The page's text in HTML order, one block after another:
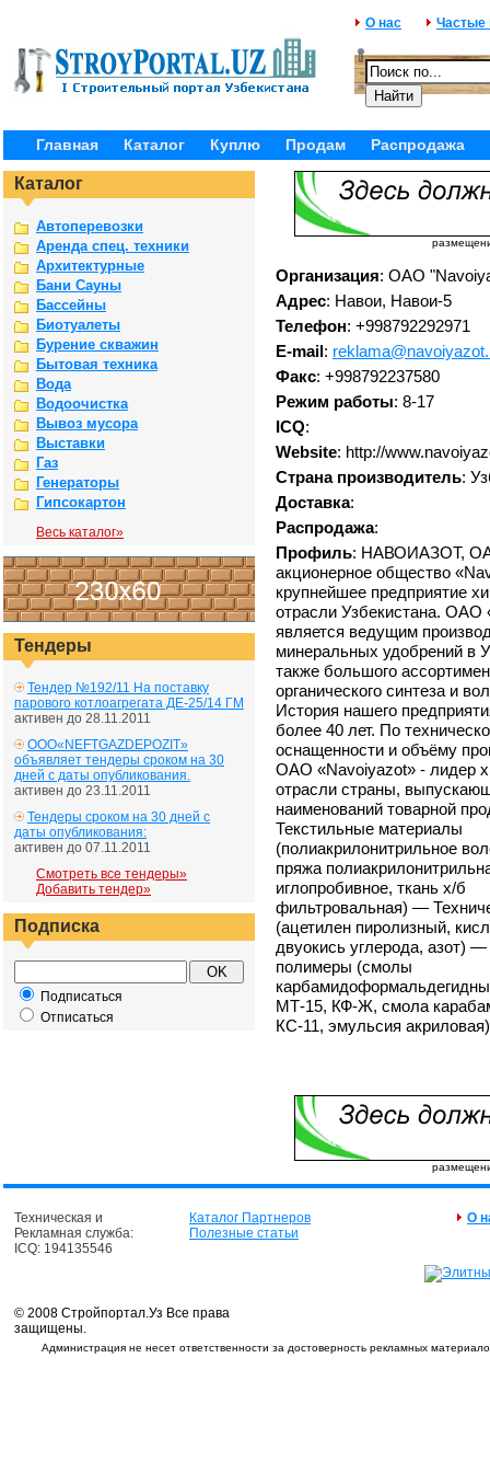
О нас Частые
Главная Каталог Куплю Продам Распродажа
Каталог
Автоперевозки
Аренда спец. техники
Архитектурные
Бани Сауны
Бассейны
Биотуалеты
Бурение скважин
Бытовая техника
Вода
Водоочистка
Вывоз мусора
Выставки
Газ
Генераторы
Гипсокартон
Весь каталог»
Тендеры
Тендер №192/11 На поставку
парового котлоагрегата ДЕ-25/14 ГМ
активен до 28.11.2011
ООО«NEFTGAZDEPOZIT»
объявляет тендеры сроком на 30
дней с даты опубликования.
активен до 23.11.2011
Тендеры сроком на 30 дней с
даты опубликования:
активен до 07.11.2011
Смотреть все тендеры»
Добавить тендер»
Подписка
Подписаться
Отписаться
Организация: ОАО
Адрес: Навои, Навои-5
Телефон: +998792292971
E-mail:
Факс: +998792237580
Режим работы: 8-17
ICQ:
Website: http://
Страна производитель:
Доставка:
Распродажа:
Профиль: НАВОИАЗОТ,
акционерное общество
крупнейшее предприятие
отрасли Узбекистана. ОАО
является ведущим
минеральных удобрений в
также большого
органического синтеза и
История нашего
более 40 лет. По
оснащенности и объёму
ОАО «Navoiyazot» - лидер
отрасли страны,
наименований товарной
Текстильные материалы
(полиакрилонитрильное
пряжа
иглопробивное, ткань х/б
фильтровальная) ―
(ацетилен пиролизный,
двуокись углерода, азот)
полимеры (смолы
МТ-15, КФ-Ж, смола
КС-11, эмульсия акриловая)
Техническая и
Рекламная служба:
ICQ: 194135546
Каталог Партнеров
Полезные статьи
О
© 2008 Стройпортал.Уз Все права
защищены.
Администрация не несет ответственности за достоверность рекламных